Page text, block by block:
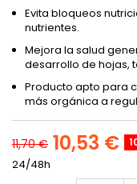
Evita bloqueos
nutrientes.
Mejora la salud
desarrollo de hojas,
Producto apto para
más orgánica a
11,70 € 10,53 €
24/48h